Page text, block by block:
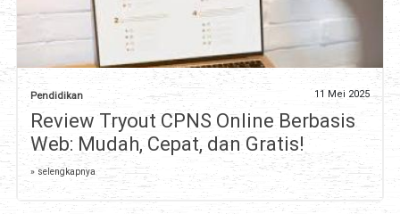
Pendidikan 11 Mei 2025
Review Tryout CPNS Online Berbasis
Web: Mudah, Cepat, dan Gratis!
» selengkapnya